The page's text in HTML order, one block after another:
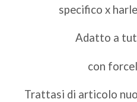
specifico x
Adatto a
con
Trattasi di articolo